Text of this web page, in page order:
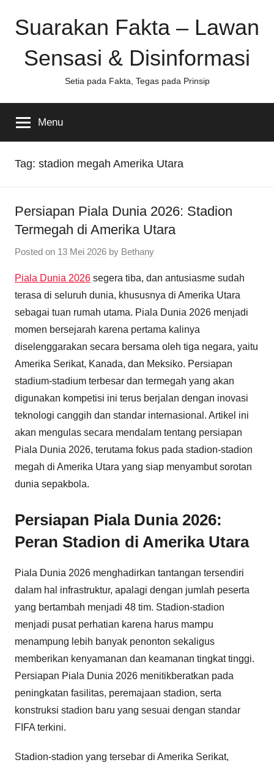
Suarakan Fakta – Lawan
Sensasi & Disinformasi
Setia pada Fakta, Tegas pada Prinsip
Menu
Tag: stadion megah Amerika Utara
Persiapan Piala Dunia 2026: Stadion
Termegah di Amerika Utara
Posted on 13 Mei 2026 by Bethany
Piala Dunia 2026 segera tiba, dan antusiasme sudah
terasa di seluruh dunia, khususnya di Amerika Utara
sebagai tuan rumah utama. Piala Dunia 2026 menjadi
momen bersejarah karena pertama kalinya
diselenggarakan secara bersama oleh tiga negara, yaitu
Amerika Serikat, Kanada, dan Meksiko. Persiapan
stadium-stadium terbesar dan termegah yang akan
digunakan kompetisi ini terus berjalan dengan inovasi
teknologi canggih dan standar internasional. Artikel ini
akan mengulas secara mendalam tentang persiapan
Piala Dunia 2026, terutama fokus pada stadion-stadion
megah di Amerika Utara yang siap menyambut sorotan
dunia sepakbola.
Persiapan Piala Dunia 2026:
Peran Stadion di Amerika Utara
Piala Dunia 2026 menghadirkan tantangan tersendiri
dalam hal infrastruktur, apalagi dengan jumlah peserta
yang bertambah menjadi 48 tim. Stadion-stadion
menjadi pusat perhatian karena harus mampu
menampung lebih banyak penonton sekaligus
memberikan kenyamanan dan keamanan tingkat tinggi.
Persiapan Piala Dunia 2026 menitikberatkan pada
peningkatan fasilitas, peremajaan stadion, serta
konstruksi stadion baru yang sesuai dengan standar
FIFA terkini.
Stadion-stadion yang tersebar di Amerika Serikat,